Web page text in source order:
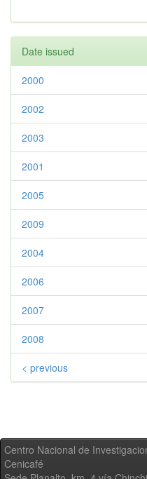
Date issued
2000
2002
2003
2001
2005
2009
2004
2006
2007
2008
< previous
Centro Nacional de
Cenicafé